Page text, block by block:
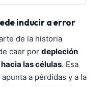
inducir a error
de la historia
caer por depleción
las células. Esa
a pérdidas y a la